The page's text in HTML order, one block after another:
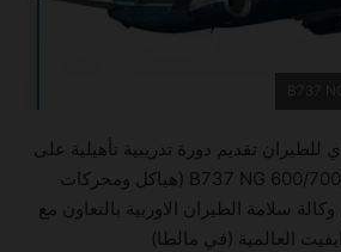
للطيران تقديم دورة تدريبية تأهيلية على
طائرات بوينغ B737 NG 600/700/800/900 (هياكل ومحركات
سلامة الطيران الاوربية بالتعاون مع
العالمية (في مالطا)